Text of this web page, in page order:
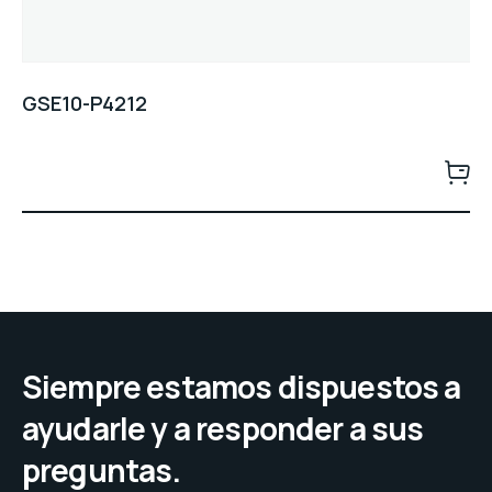
GSE10-P4212
Siempre estamos dispuestos a
ayudarle y a responder a sus
preguntas.